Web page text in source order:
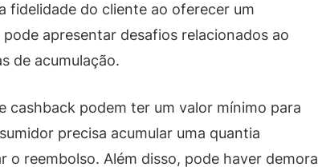
fidelidade do cliente ao oferecer um
apresentar desafios relacionados ao
de acumulação.
cashback podem ter um valor mínimo para
precisa acumular uma quantia
o reembolso. Além disso, pode haver demora